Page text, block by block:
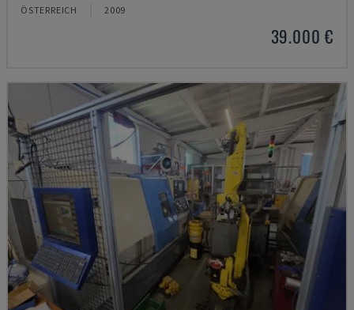
ÖSTERREICH 2009
39.000 €